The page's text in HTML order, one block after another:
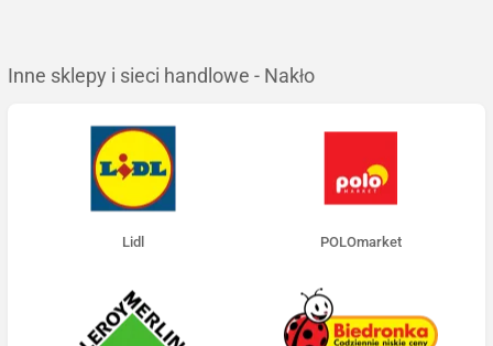
Inne sklepy i sieci handlowe - Nakło
Lidl POLOmarket